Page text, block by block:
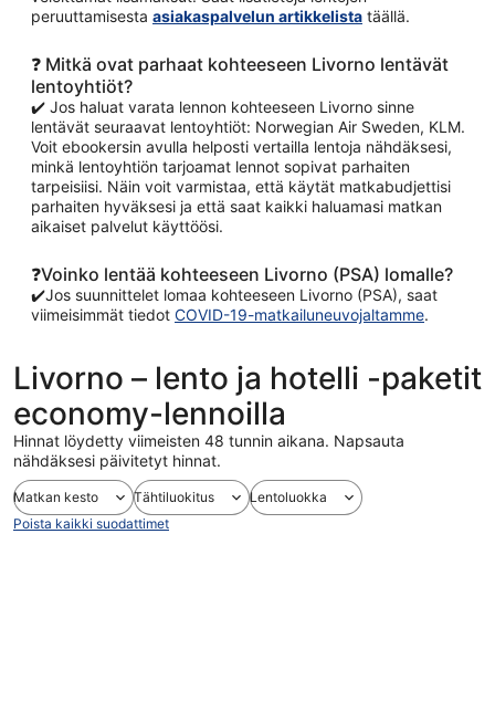
peruuttamisesta asiakaspalvelun artikkelista täällä.
❓ Mitkä ovat parhaat kohteeseen Livorno lentävät
lentoyhtiöt?
✔️ Jos haluat varata lennon kohteeseen Livorno sinne
lentävät seuraavat lentoyhtiöt: Norwegian Air Sweden, KLM.
Voit ebookersin avulla helposti vertailla lentoja nähdäksesi,
minkä lentoyhtiön tarjoamat lennot sopivat parhaiten
tarpeisiisi. Näin voit varmistaa, että käytät matkabudjettisi
parhaiten hyväksesi ja että saat kaikki haluamasi matkan
aikaiset palvelut käyttöösi.
❓Voinko lentää kohteeseen Livorno (PSA) lomalle?
✔️Jos suunnittelet lomaa kohteeseen Livorno (PSA), saat
viimeisimmät tiedot COVID-19-matkailuneuvojaltamme.
Livorno – lento ja hotelli -paketit
economy-lennoilla
Hinnat löydetty viimeisten 48 tunnin aikana. Napsauta
nähdäksesi päivitetyt hinnat.
Matkan kesto Tähtiluokitus
Lentoluokka
Poista kaikki suodattimet